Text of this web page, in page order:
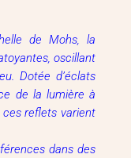
de Mohs, la
oscillant
Dotée d’éclats
de la lumière à
ces reflets varient
dans des